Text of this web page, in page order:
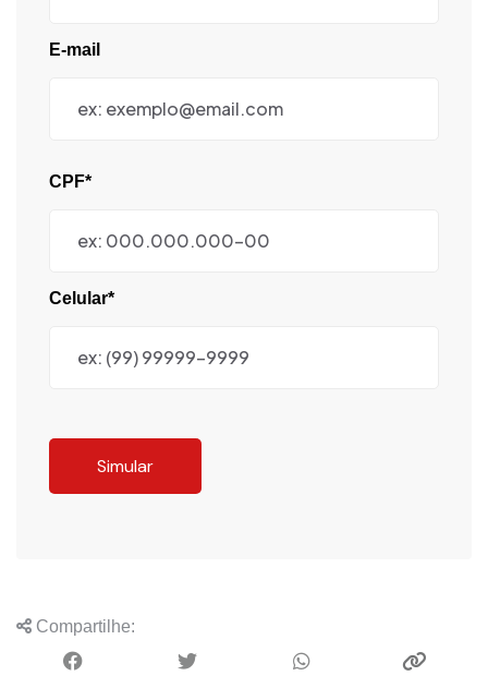
E-mail
CPF*
Celular*
Simular
Compartilhe: